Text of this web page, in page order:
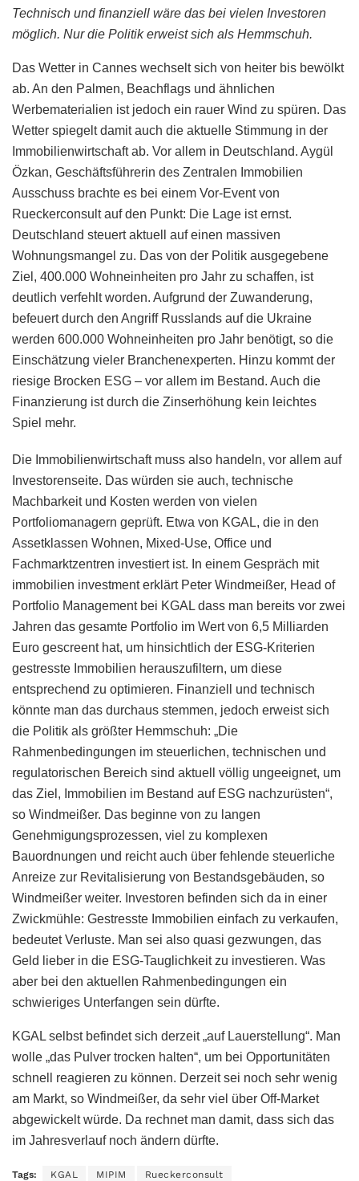
Technisch und finanziell wäre das bei vielen Investoren
möglich. Nur die Politik erweist sich als Hemmschuh.
Das Wetter in Cannes wechselt sich von heiter bis bewölkt
ab. An den Palmen, Beachflags und ähnlichen
Werbematerialien ist jedoch ein rauer Wind zu spüren. Das
Wetter spiegelt damit auch die aktuelle Stimmung in der
Immobilienwirtschaft ab. Vor allem in Deutschland. Aygül
Özkan, Geschäftsführerin des Zentralen Immobilien
Ausschuss brachte es bei einem Vor-Event von
Rueckerconsult auf den Punkt: Die Lage ist ernst.
Deutschland steuert aktuell auf einen massiven
Wohnungsmangel zu. Das von der Politik ausgegebene
Ziel, 400.000 Wohneinheiten pro Jahr zu schaffen, ist
deutlich verfehlt worden. Aufgrund der Zuwanderung,
befeuert durch den Angriff Russlands auf die Ukraine
werden 600.000 Wohneinheiten pro Jahr benötigt, so die
Einschätzung vieler Branchenexperten. Hinzu kommt der
riesige Brocken ESG – vor allem im Bestand. Auch die
Finanzierung ist durch die Zinserhöhung kein leichtes
Spiel mehr.
Die Immobilienwirtschaft muss also handeln, vor allem auf
Investorenseite. Das würden sie auch, technische
Machbarkeit und Kosten werden von vielen
Portfoliomanagern geprüft. Etwa von KGAL, die in den
Assetklassen Wohnen, Mixed-Use, Office und
Fachmarktzentren investiert ist. In einem Gespräch mit
immobilien investment erklärt Peter Windmeißer, Head of
Portfolio Management bei KGAL dass man bereits vor zwei
Jahren das gesamte Portfolio im Wert von 6,5 Milliarden
Euro gescreent hat, um hinsichtlich der ESG-Kriterien
gestresste Immobilien herauszufiltern, um diese
entsprechend zu optimieren. Finanziell und technisch
könnte man das durchaus stemmen, jedoch erweist sich
die Politik als größter Hemmschuh: „Die
Rahmenbedingungen im steuerlichen, technischen und
regulatorischen Bereich sind aktuell völlig ungeeignet, um
das Ziel, Immobilien im Bestand auf ESG nachzurüsten“,
so Windmeißer. Das beginne von zu langen
Genehmigungsprozessen, viel zu komplexen
Bauordnungen und reicht auch über fehlende steuerliche
Anreize zur Revitalisierung von Bestandsgebäuden, so
Windmeißer weiter. Investoren befinden sich da in einer
Zwickmühle: Gestresste Immobilien einfach zu verkaufen,
bedeutet Verluste. Man sei also quasi gezwungen, das
Geld lieber in die ESG-Tauglichkeit zu investieren. Was
aber bei den aktuellen Rahmenbedingungen ein
schwieriges Unterfangen sein dürfte.
KGAL selbst befindet sich derzeit „auf Lauerstellung“. Man
wolle „das Pulver trocken halten“, um bei Opportunitäten
schnell reagieren zu können. Derzeit sei noch sehr wenig
am Markt, so Windmeißer, da sehr viel über Off-Market
abgewickelt würde. Da rechnet man damit, dass sich das
im Jahresverlauf noch ändern dürfte.
Tags: KGAL MIPIM Rueckerconsult